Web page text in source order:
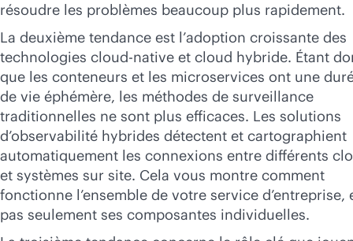
résoudre les problèmes beaucoup plus rapidement.
La deuxième tendance est l’adoption croissante des
technologies cloud-native et cloud hybride. Étant
que les conteneurs et les microservices ont une
de vie éphémère, les méthodes de surveillance
traditionnelles ne sont plus efficaces. Les solutions
d’observabilité hybrides détectent et cartographient
automatiquement les connexions entre différents
et systèmes sur site. Cela vous montre comment
fonctionne l’ensemble de votre service d’entreprise,
pas seulement ses composantes individuelles.